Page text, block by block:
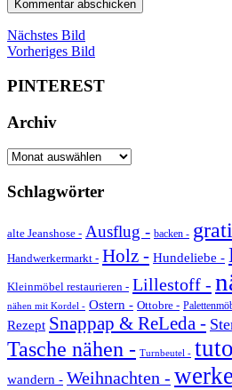
Nächstes Bild
Vorheriges Bild
PINTEREST
Archiv
Archiv
Schlagwörter
alte Jeanshose - Ausflug - backen -
Handwerkermarkt - Holz - Hundeliebe -
Kleinmöbel restaurieren - Lillestoff -
nähen mit Kordel - Ostern - Ottobre -
Rezept Snappap & ReLeda -
Tasche nähen - Turnbeutel -
wandern - Weihnachten -